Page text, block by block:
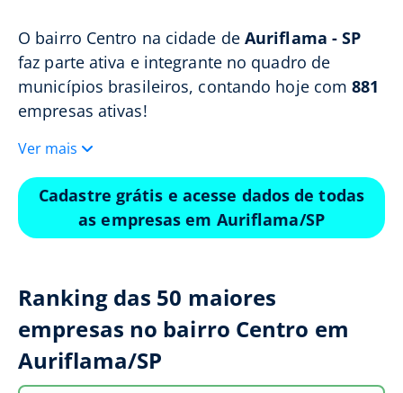
O bairro Centro na cidade de Auriflama - SP
faz parte ativa e integrante no quadro de
municípios brasileiros, contando hoje com881
empresas ativas!
Ver mais
Cadastre grátis e acesse dados de todas
as empresas em Auriflama/SP
Ranking das 50 maiores
empresas no bairro Centro em
Auriflama/SP